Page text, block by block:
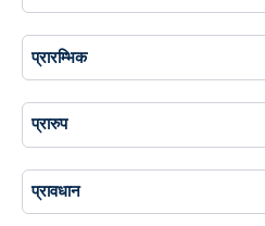
प्रारम्भिक
प्रारुप
प्रावधान